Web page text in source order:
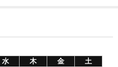
水 木 金
土